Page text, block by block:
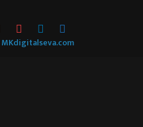
MKdigitalseva.com